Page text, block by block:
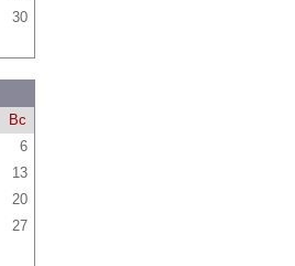
30
Вс
6
13
20
27